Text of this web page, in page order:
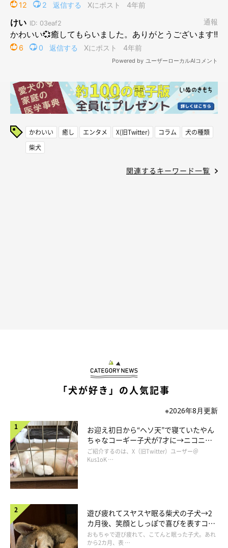
かわいい 癒し エンタメ X(旧Twitter) コラム
犬の種類
柴犬
関連するキーワード一覧
「犬が好き」の人気記事
※2026年8月更新
お迎え初日から“ヘソ天”で寝ていたやん
ちゃなコーギー子犬が7才に→ニコニ
コ“コーギースマイル”が魅力のコに成
長！
ご紹介するのは、X（旧Twitter）ユーザー＠
Kus1oK …
遊び疲れてスヤスヤ眠る柴犬の子犬→2
カ月後、笑顔としっぽで喜びを表すコに
成長！
おもちゃで遊び疲れて、こてんと眠った子犬。あれ
から2カ月、表 …